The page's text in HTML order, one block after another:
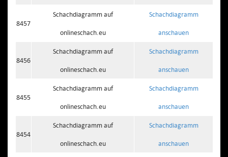
8457
Schachdiagramm auf
onlineschach.eu
Schachdiagramm
anschauen
8456
Schachdiagramm auf
onlineschach.eu
Schachdiagramm
anschauen
8455
Schachdiagramm auf
onlineschach.eu
Schachdiagramm
anschauen
8454
Schachdiagramm auf
onlineschach.eu
Schachdiagramm
anschauen